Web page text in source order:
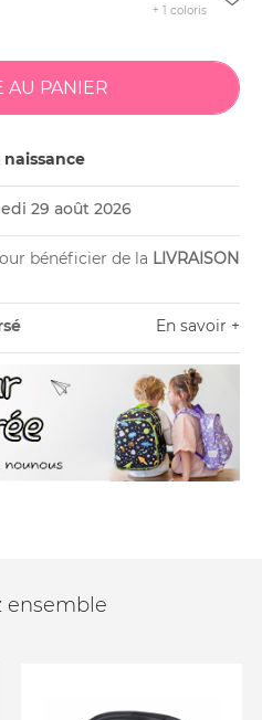
+ 1 coloris
29 août 2026
bénéficier de la LIVRAISON
En savoir +
ensemble